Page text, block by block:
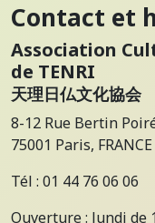
Contact et
Association
de TENRI
天理日仏文化協会
8-12 Rue Bertin
75001 Paris, FRANCE
Tél : 01 44 76 06 06
Ouverture : lundi de